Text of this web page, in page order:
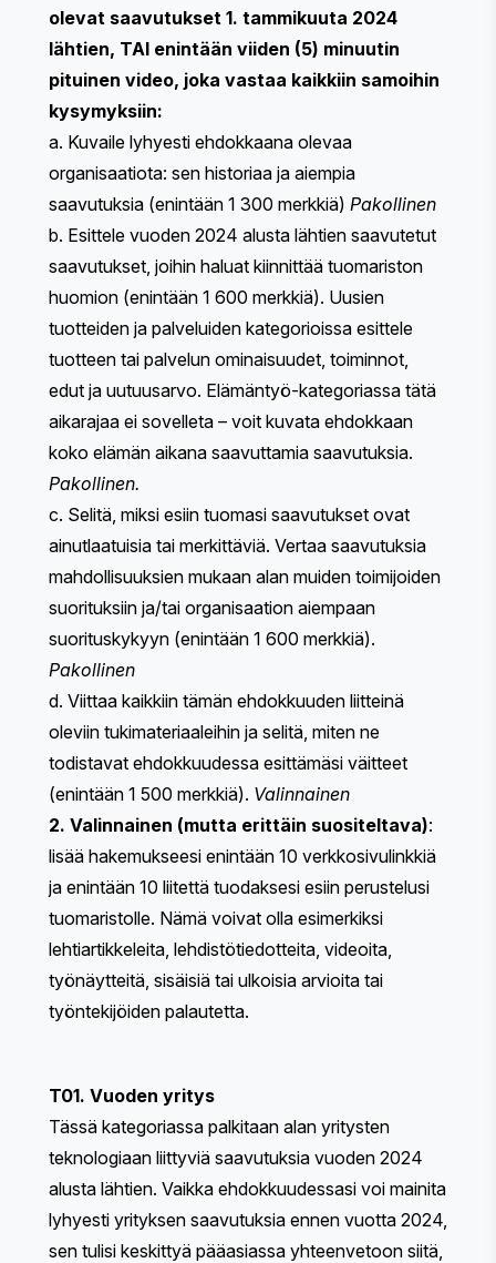
olevat saavutukset 1. tammikuuta 2024
lähtien, TAI enintään viiden (5) minuutin
pituinen video, joka vastaa kaikkiin samoihin
kysymyksiin:
a. Kuvaile lyhyesti ehdokkaana olevaa
organisaatiota: sen historiaa ja aiempia
saavutuksia (enintään 1 300 merkkiä) Pakollinen
b. Esittele vuoden 2024 alusta lähtien saavutetut
saavutukset, joihin haluat kiinnittää tuomariston
huomion (enintään 1 600 merkkiä). ​​Uusien
tuotteiden ja palveluiden kategorioissa esittele
tuotteen tai palvelun ominaisuudet, toiminnot,
edut ja uutuusarvo. Elämäntyö-kategoriassa tätä
aikarajaa ei sovelleta – voit kuvata ehdokkaan
koko elämän aikana saavuttamia saavutuksia.
Pakollinen.
c. Selitä, miksi esiin tuomasi saavutukset ovat
ainutlaatuisia tai merkittäviä. Vertaa saavutuksia
mahdollisuuksien mukaan alan muiden toimijoiden
suorituksiin ja/tai organisaation aiempaan
suorituskykyyn (enintään 1 600 merkkiä).
Pakollinen
d. Viittaa kaikkiin tämän ehdokkuuden liitteinä
oleviin tukimateriaaleihin ja selitä, miten ne
todistavat ehdokkuudessa esittämäsi väitteet
(enintään 1 500 merkkiä). Valinnainen
2. Valinnainen (mutta erittäin suositeltava):
lisää hakemukseesi enintään 10 verkkosivulinkkiä
ja enintään 10 liitettä tuodaksesi esiin perustelusi
tuomaristolle. Nämä voivat olla esimerkiksi
lehtiartikkeleita, lehdistötiedotteita, videoita,
työnäytteitä, sisäisiä tai ulkoisia arvioita tai
työntekijöiden palautetta.
T01. Vuoden yritys
Tässä kategoriassa palkitaan alan yritysten
teknologiaan liittyviä saavutuksia vuoden 2024
alusta lähtien. Vaikka ehdokkuudessasi voi mainita
lyhyesti yrityksen saavutuksia ennen vuotta 2024,
sen tulisi keskittyä pääasiassa yhteenvetoon siitä,